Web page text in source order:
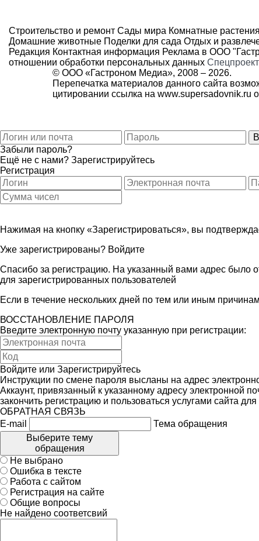
Строительство и ремонт Сады мира Комнатные растения
Домашние животные Поделки для сада Отдых и
Редакция Контактная информация Реклама в ООО
отношении обработки персональных данных
© ООО «Гастроном Медиа», 2008 – 2026.
Перепечатка материалов данного сайта
цитировании ссылка на www.supersadovnik.ru
Забыли пароль?
Ещё не с нами? Зарегистрируйтесь
Регистрация
Нажимая на кнопку «Зарегистрироваться», вы
Уже зарегистрированы? Войдите
Спасибо за регистрацию. На указанный вами адрес было
для зарегистрированных пользователей
Если в течение нескольких дней по тем или иным
ВОССТАНОВЛЕНИЕ ПАРОЛЯ
Введите электронную почту указанную при регистрации:
Войдите или Зарегистрируйтесь
Инструкции по смене пароля высланы на адрес
Аккаунт, привязанный к указанному адресу электронной
закончить регистрацию и пользоваться услугами сайта
ОБРАТНАЯ СВЯЗЬ
E-mail
Тема обращения
Выберите тему
обращения
Не выбрано
Ошибка в тексте
Работа с сайтом
Регистрация на сайте
Общие вопросы
Не найдено соответсвий